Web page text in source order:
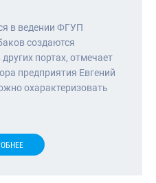
в ведении ФГУП
создаются
портах, отмечает
предприятия Евгений
охарактеризовать